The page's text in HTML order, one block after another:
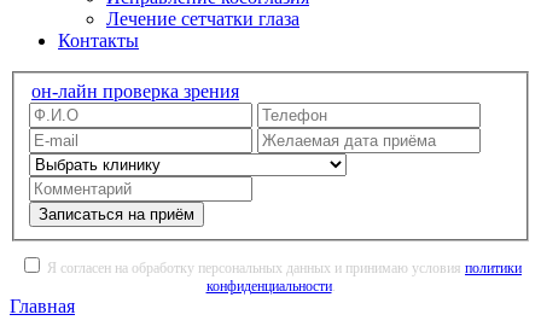
Лечение сетчатки глаза
Контакты
он-лайн проверка зрения
Записаться на приём
Я согласен на обработку персональных данных и принимаю условия политики
конфиденциальности.
Главная